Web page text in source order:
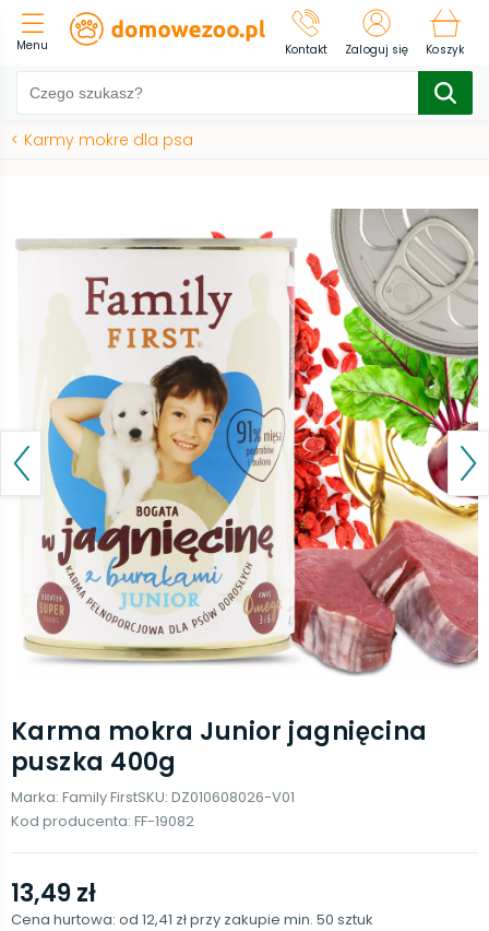
Menu Kontakt Zaloguj się Koszyk
< Karmy mokre dla psa
Karma mokra Junior jagnięcina
puszka 400g
Marka: Family FirstSKU: DZ010608026-V01
Kod producenta: FF-19082
13,49 zł
Cena hurtowa: od 12,41 złprzy zakupie min. 50 sztuk